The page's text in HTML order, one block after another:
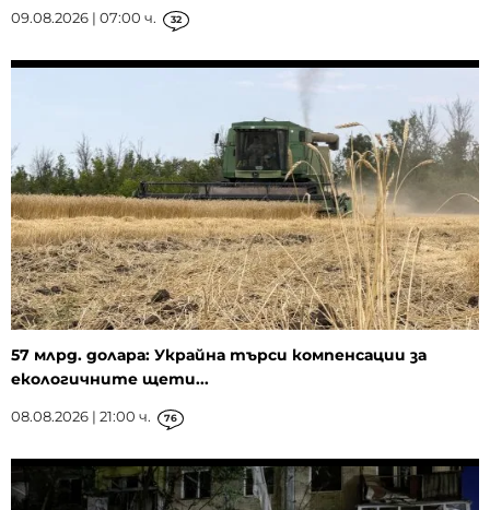
09.08.2026 | 07:00 ч. 32
57 млрд. долара: Украйна търси компенсации за
екологичните щети...
08.08.2026 | 21:00 ч. 76